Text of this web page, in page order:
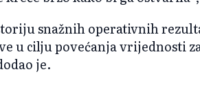
snažnih operativnih
u cilju povećanja vrijednosti
je.